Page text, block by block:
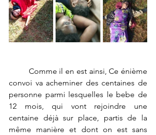
convoi va acheminer des centaines de
personne parmi lesquelles le bebe de
12 mois, qui vont rejoindre une
centaine déjà sur place, partis de la
même manière et dont on est sans